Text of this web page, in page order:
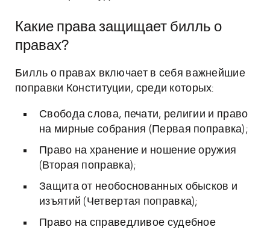
Какие права защищает билль о
правах?
Билль о правах включает в себя важнейшие
поправки Конституции, среди которых:
Свобода слова, печати, религии и право
на мирные собрания (Первая поправка);
Право на хранение и ношение оружия
(Вторая поправка);
Защита от необоснованных обысков и
изъятий (Четвертая поправка);
Право на справедливое судебное